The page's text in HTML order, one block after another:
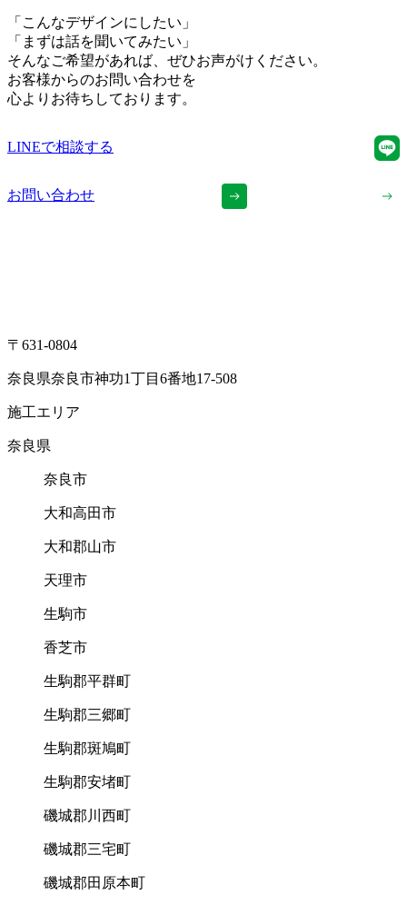
「こんなデザインにしたい」
「まずは話を聞いてみたい」
そんなご希望があれば、ぜひお声がけください。
お客様からのお問い合わせを
心よりお待ちしております。
LINEで相談する
お問い合わせ
〒631-0804
奈良県奈良市神功1丁目6番地17-508
施工エリア
奈良県
奈良市
大和高田市
大和郡山市
天理市
生駒市
香芝市
生駒郡平群町
生駒郡三郷町
生駒郡斑鳩町
生駒郡安堵町
磯城郡川西町
磯城郡三宅町
磯城郡田原本町